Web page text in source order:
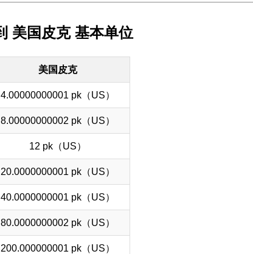
美国皮克 基本单位
美国皮克
4.00000000001 pk（US）
8.00000000002 pk（US）
12 pk（US）
20.0000000001 pk（US）
40.0000000001 pk（US）
80.0000000002 pk（US）
200.000000001 pk（US）